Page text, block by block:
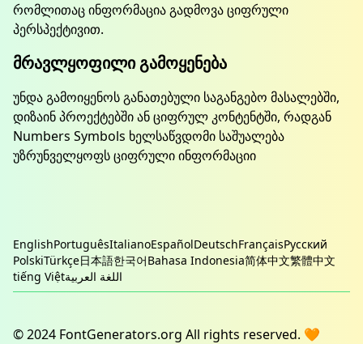
რომლითაც ინფორმაცია გადმოვა ციფრული
პერსპექტივით.
მრავლყოფილი გამოყენება
უნდა გამოიყენოს განათებული საგანგებო მასალებში,
დიზაინ პროექტებში ან ციფრულ კონტენტში, რადგან
Numbers Symbols ხელსაწვდომი საშუალება
უზრუნველყოფს ციფრული ინფორმაციი
EnglishPortuguêsItalianoEspañolDeutschFrançaisРусский
PolskiTürkçe日本語한국어Bahasa Indonesia简体中文繁體中文
tiếng Việtاللغة العربية
© 2024 FontGenerators.org All rights reserved. 🧡